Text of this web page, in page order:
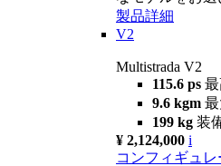
製品詳細
V2
Multistrada V2
115.6 ps
9.6 kgm
199 kg 装
¥ 2,124,000 i
コンフィギュレ